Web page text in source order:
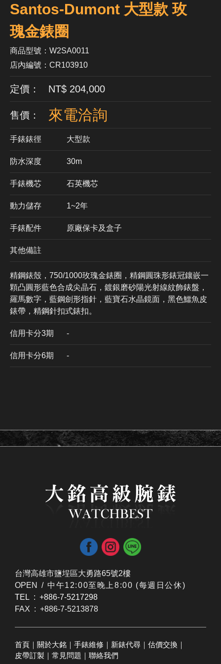
Santos-Dumont 大型款 玫
瑰金錶圈
商品型號：W2SA0011
店內編號：CR103910
定價： NT$ 204,000
售價： 來電洽詢
手錶錶徑 大型款
防水深度 30m
手錶機芯 ​石英機芯
動力儲存 1~2年
手錶配件 原廠保卡及盒子
其他備註
精鋼錶殼，750/1000玫瑰金錶圈，精鋼圓珠形錶冠鑲嵌一
顆凸圓形藍色合成尖晶石，鍍銀磨砂陽光射線紋飾錶盤，
羅馬數字，藍鋼劍形指針，藍寶石水晶鏡面，黑色鱷魚皮
錶帶，精鋼針扣式錶扣。
信用卡分3期 ​-
信用卡分6期 -
台灣高雄市鹽埕區大勇路65號2樓
OPEN / ​中午12:00至晚上8:00 (每週日公休)
TEL : +886-7-5217298
FAX : +886-7-5213878
首頁 ｜ 關於大銘 ｜ 手錶維修 ｜ 新錶代尋 ｜ 估價交換 ｜
皮帶訂製 ｜ 常見問題 ｜ 聯絡我們